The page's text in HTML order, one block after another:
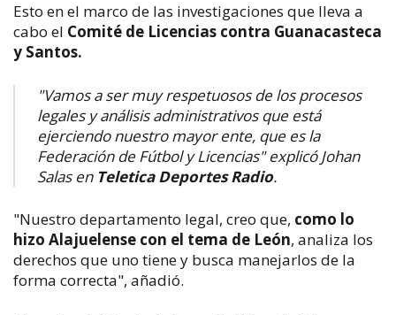
Esto en el marco de las investigaciones que lleva a
cabo el Comité de Licencias contra Guanacasteca
y Santos.
"Vamos a ser muy respetuosos de los procesos
legales y análisis administrativos que está
ejerciendo nuestro mayor ente, que es la
Federación de Fútbol y Licencias" explicó Johan
Salas en Teletica Deportes Radio.
"Nuestro departamento legal, creo que, como lo
hizo Alajuelense con el tema de León, analiza los
derechos que uno tiene y busca manejarlos de la
forma correcta", añadió.